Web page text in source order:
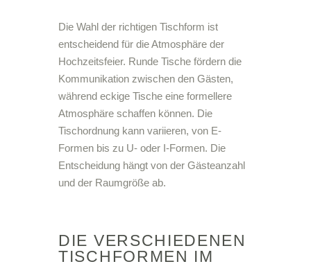
Die Wahl der richtigen Tischform ist
entscheidend für die Atmosphäre der
Hochzeitsfeier. Runde Tische fördern die
Kommunikation zwischen den Gästen,
während eckige Tische eine formellere
Atmosphäre schaffen können. Die
Tischordnung kann variieren, von E-
Formen bis zu U- oder I-Formen. Die
Entscheidung hängt von der Gästeanzahl
und der Raumgröße ab.
DIE VERSCHIEDENEN
TISCHFORMEN IM